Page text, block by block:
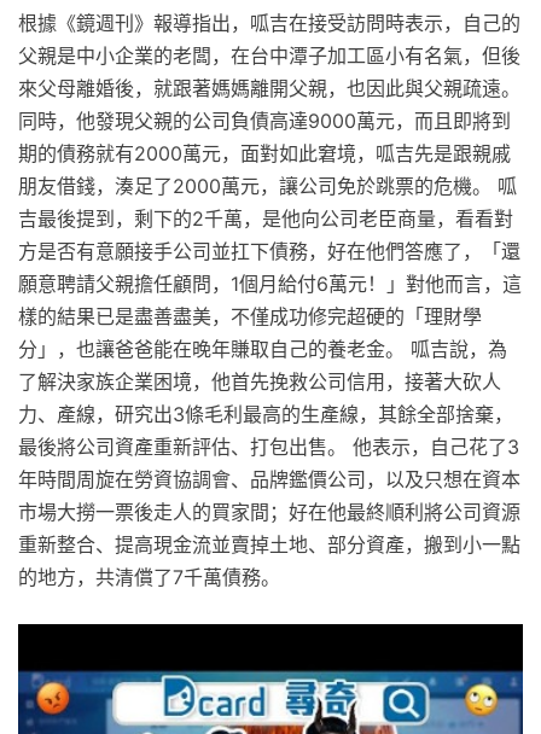
根據《鏡週刊》報導指出，呱吉在接受訪問時表示，自己的
父親是中小企業的老闆，在台中潭子加工區小有名氣，但後
來父母離婚後，就跟著媽媽離開父親，也因此與父親疏遠。
同時，他發現父親的公司負債高達9000萬元，而且即將到
期的債務就有2000萬元，面對如此窘境，呱吉先是跟親戚
朋友借錢，湊足了2000萬元，讓公司免於跳票的危機。 呱
吉最後提到，剩下的2千萬，是他向公司老臣商量，看看對
方是否有意願接手公司並扛下債務，好在他們答應了，「還
願意聘請父親擔任顧問，1個月給付6萬元！」對他而言，這
樣的結果已是盡善盡美，不僅成功修完超硬的「理財學
分」，也讓爸爸能在晚年賺取自己的養老金。 呱吉說，為
了解決家族企業困境，他首先挽救公司信用，接著大砍人
力、產線，研究出3條毛利最高的生產線，其餘全部捨棄，
最後將公司資產重新評估、打包出售。 他表示，自己花了3
年時間周旋在勞資協調會、品牌鑑價公司，以及只想在資本
市場大撈一票後走人的買家間；好在他最終順利將公司資源
重新整合、提高現金流並賣掉土地、部分資產，搬到小一點
的地方，共清償了7千萬債務。